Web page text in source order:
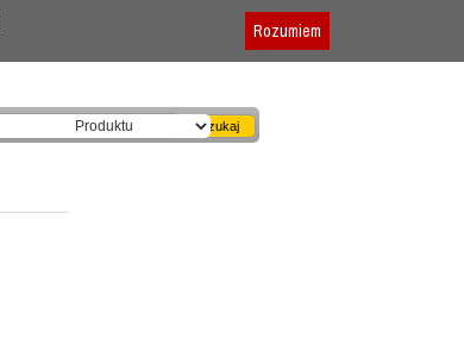
Regulamin
Rozumiem